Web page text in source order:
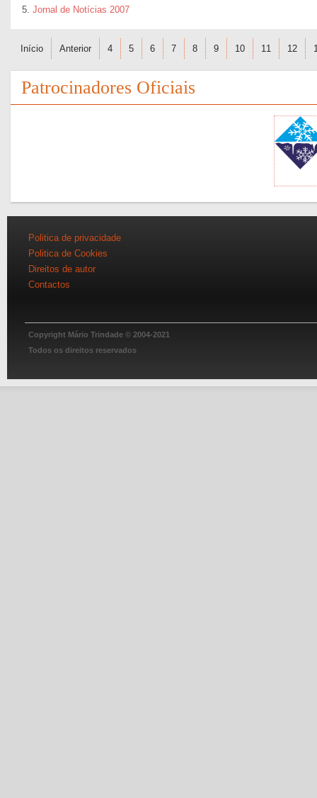
Jornal de Notícias 2007
Início Anterior 4 5 6 7 8 9 10 11 12
Patrocinadores Oficiais
Politica de privacidade
Politica de Cookies
Direitos de autor
Contactos
Copyright Mário Trindade © 2004-2021
Todos os direitos reservados